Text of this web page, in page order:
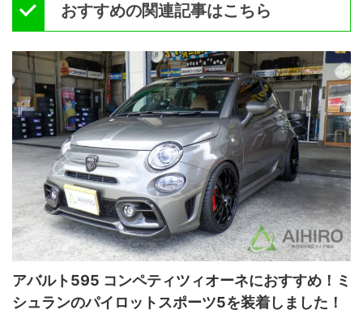
おすすめの関連記事はこちら
アバルト595 コンペティツィオーネにおすすめ！ミ
シュランのパイロットスポーツ5を装着しました！